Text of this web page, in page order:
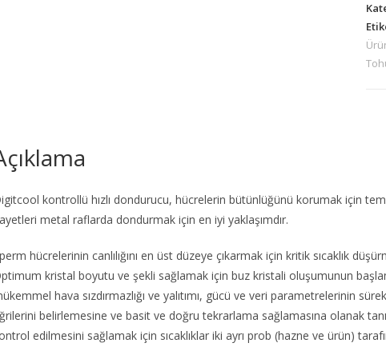
kontrollü hızlı dondurucu, hücrelerin bütünlüğünü korumak için
metal raflarda dondurmak için en iyi yaklaşımdır.
hücrelerinin canlılığını en üst düzeye çıkarmak için kritik sıcaklık
kristal boyutu ve şekli sağlamak için buz kristali oluşumunun
hava sızdırmazlığı ve yalıtımı, gücü ve veri parametrelerinin
belirlemesine ve basit ve doğru tekrarlama sağlamasına olanak
edilmesini sağlamak için sıcaklıklar iki ayrı prob (hazne ve ürün)